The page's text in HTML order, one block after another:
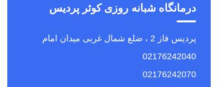
درمانگاه شبانه روزی کوثر پردیس
پردیس فاز 2 ، ضلع شمال غربی میدان امام
02176242040
02176242070